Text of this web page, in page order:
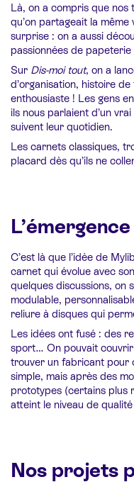
Là, on a compris que nos
qu’on partageait la
surprise : on a aussi
passionnées de papeterie
Sur Dis-moi tout, on a
d’organisation, histoire
enthousiaste ! Les gens
ils nous parlaient d’un
suivent leur quotidien.
Les carnets classiques,
placard dès qu’ils ne
C’est là que l’idée de
carnet qui évolue avec
quelques discussions, on
modulable,
reliure à disques qui
Les idées ont fusé : des
sport… On pouvait
trouver un fabricant pour
simple, mais après des
prototypes (certains plus
atteint le niveau de qualité
Nos projets